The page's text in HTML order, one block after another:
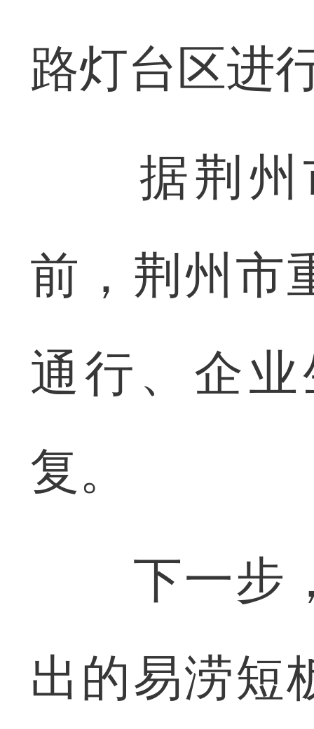
路灯台区进
据荆州市
前，荆州市
通行、企
复。
下一步，
出的易涝短